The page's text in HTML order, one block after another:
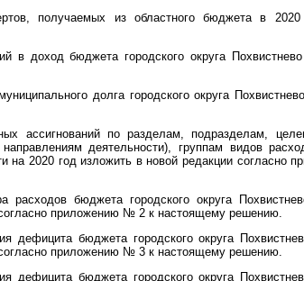
получаемых из областного бюджета в
в доход бюджета городского округа
долга городского округа
ассигнований по разделам, подразделам,
деятельности), группам видов
на 2020 год изложить в новой редакции согласно
бюджета городского округа
приложению № 2 к настоящему решению.
бюджета городского округа
приложению № 3 к настоящему решению.
бюджета городского округа